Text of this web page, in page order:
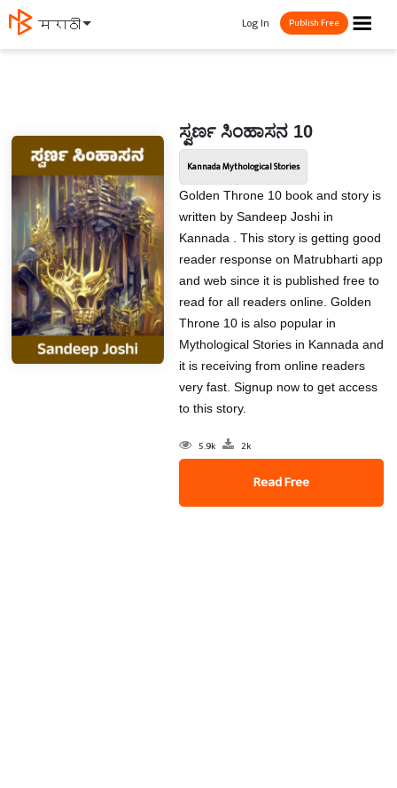
मराठी ☰
Log In Publish Free
ಸ್ವರ್ಣ ಸಿಂಹಾಸನ 10
Kannada Mythological Stories
Golden Throne 10 book and story is
written by Sandeep Joshi in
Kannada . This story is getting good
reader response on Matrubharti app
and web since it is published free to
read for all readers online. Golden
Throne 10 is also popular in
Mythological Stories in Kannada and
it is receiving from online readers
very fast. Signup now to get access
to this story.
5.9k 2k
Read Free